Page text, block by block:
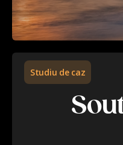
Studiu de caz